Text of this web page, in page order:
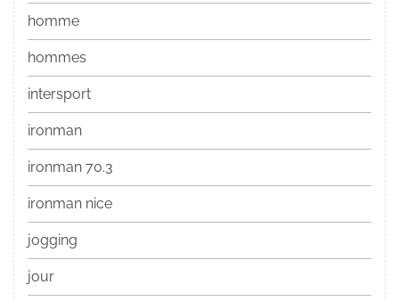
homme
hommes
intersport
ironman
ironman 70.3
ironman nice
jogging
jour